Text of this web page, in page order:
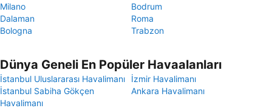
Milano
Bodrum
Dalaman
Roma
Bologna
Trabzon
Dünya Geneli En Popüler Havaalanları
İstanbul Uluslararası Havalimanı
İzmir Havalimanı
İstanbul Sabiha Gökçen
Havalimanı
Ankara Havalimanı